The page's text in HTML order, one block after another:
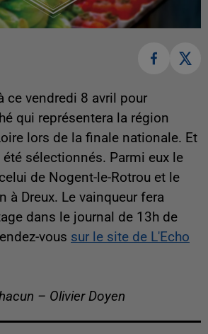
ce vendredi 8 avril pour
qui représentera la région
lors de la finale nationale. Et
sélectionnés. Parmi eux le
de Nogent-le-Rotrou et le
à Dreux. Le vainqueur fera
dans le journal de 13h de
vous sur le site de L'Echo
– Olivier Doyen